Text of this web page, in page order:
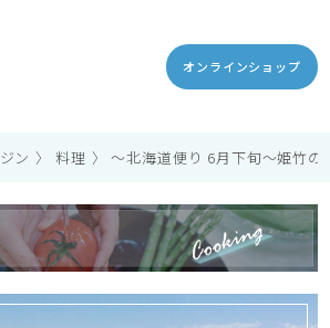
オンラインショップ
ン 料理 〜北海道便り 6月下旬〜姫竹の